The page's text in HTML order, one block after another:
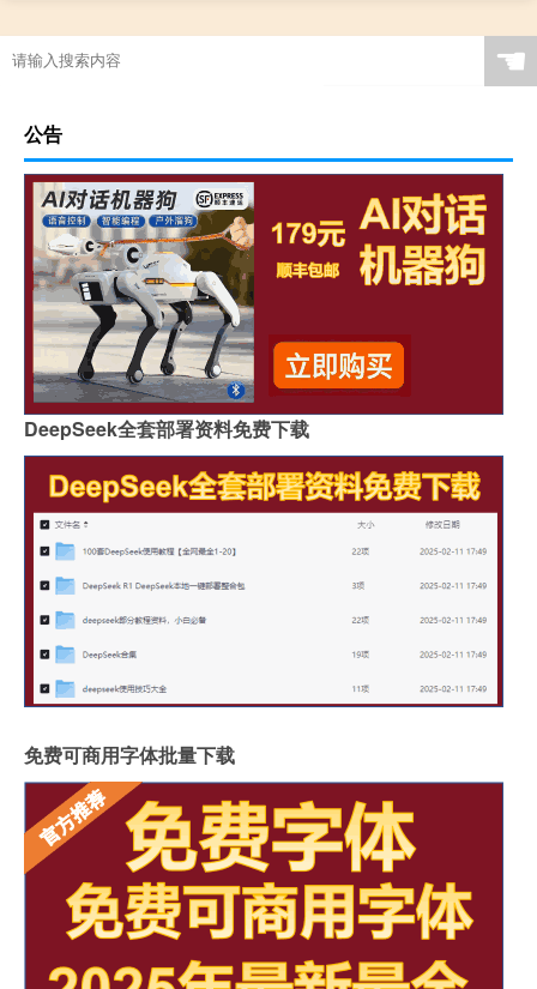
☚
公告
DeepSeek全套部署资料免费下载
免费可商用字体批量下载